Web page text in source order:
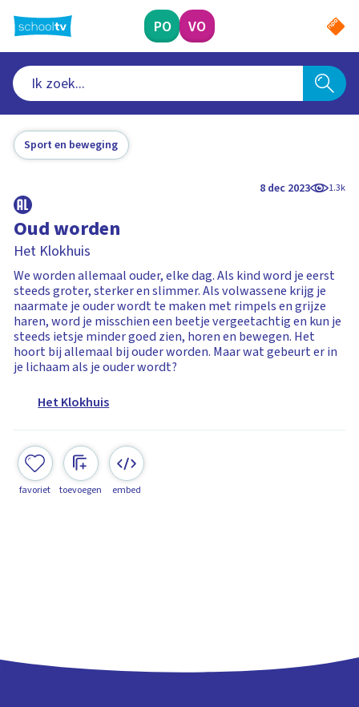
naar
hoofdinhoud
PO VO
Sport en beweging
8 dec 2023 1.3k
Oud worden
Het Klokhuis
We worden allemaal ouder, elke dag. Als kind word je eerst
steeds groter, sterker en slimmer. Als volwassene krijg je
naarmate je ouder wordt te maken met rimpels en grijze
haren, word je misschien een beetje vergeetachtig en kun je
steeds ietsje minder goed zien, horen en bewegen. Het
hoort bij allemaal bij ouder worden. Maar wat gebeurt er in
je lichaam als je ouder wordt?
Het Klokhuis
favoriet toevoegen embed